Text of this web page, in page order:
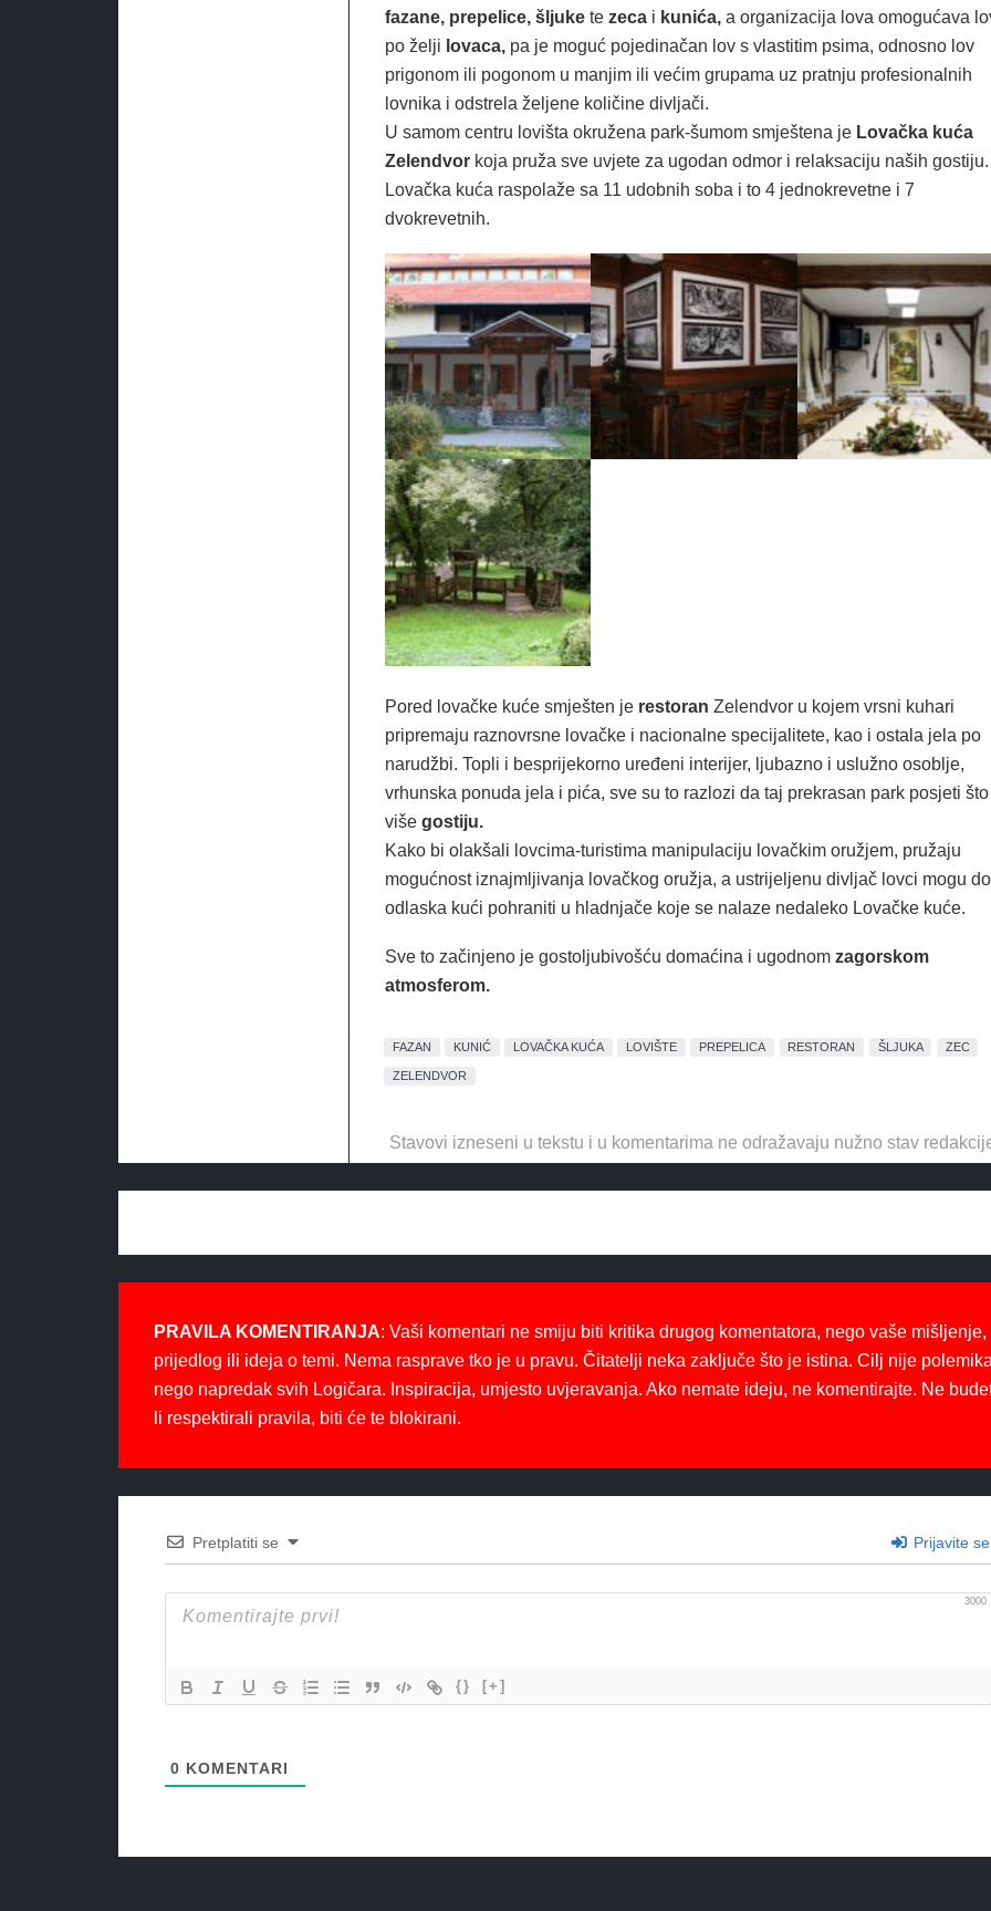
fazane, prepelice, šljukete zecai kunića,a organizacija lova omogućava
po želji lovaca,pa je moguć pojedinačan lov s vlastitim psima, odnosno lov
prigonom ili pogonom u manjim ili većim grupama uz pratnju profesionalnih
lovnika i odstrela željene količine divljači.
U samom centru lovišta okružena park-šumom smještena je Lovačka kuća
Zelendvorkoja pruža sve uvjete za ugodan odmor i relaksaciju naših gostiju.
Lovačka kuća raspolaže sa 11 udobnih soba i to 4 jednokrevetne i 7
dvokrevetnih.
Pored lovačke kuće smješten je restoran Zelendvor u kojem vrsni kuhari
pripremaju raznovrsne lovačke i nacionalne specijalitete, kao i ostala jela po
narudžbi. Topli i besprijekorno uređeni interijer, ljubazno i uslužno osoblje,
vrhunska ponuda jela i pića, sve su to razlozi da taj prekrasan park posjeti što
više gostiju.
Kako bi olakšali lovcima-turistima manipulaciju lovačkim oružjem, pružaju
mogućnost iznajmljivanja lovačkog oružja, a ustrijeljenu divljač lovci mogu do
odlaska kući pohraniti u hladnjače koje se nalaze nedaleko Lovačke kuće.
Sve to začinjeno je gostoljubivošću domaćina i ugodnom zagorskom
atmosferom.
FAZAN KUNIĆ LOVAČKA KUĆA LOVIŠTE PREPELICA RESTORAN ŠLJUKA ZEC
ZELENDVOR
Stavovi izneseni u tekstu i u komentarima ne odražavaju nužno stav
PRAVILA KOMENTIRANJA: Vaši komentari ne smiju biti kritika drugog komentatora, nego vaše mišljenje,
prijedlog ili ideja o temi. Nema rasprave tko je u pravu. Čitatelji neka zaključe što je istina. Cilj nije
nego napredak svih Logičara. Inspiracija, umjesto uvjeravanja. Ako nemate ideju, ne komentirajte. Ne
li respektirali pravila, biti će te blokirani.
Pretplatiti se Prijavite se
3000
{} [+]
0 KOMENTARI